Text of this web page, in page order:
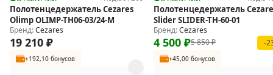
Полотенцедержатель Cezares
Olimp OLIMP-TH06-03/24-M
Бренд:Cezares
19 210 ₽
+192,10 бонусов
Полотенцедержатель
Slider SLIDER-TH-60-01
Бренд:Cezares
5 850₽
4 500 ₽ -
+45,00 бонусов